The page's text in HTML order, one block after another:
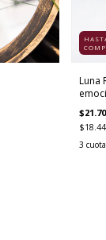
Luna
3